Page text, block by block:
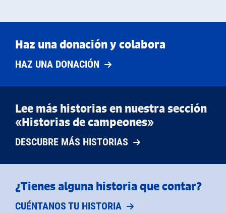
Haz una donación y colabora
HAZ UNA DONACIÓN
Lee más historias en nuestra sección
«Historias de campeones»
DESCUBRE MÁS HISTORIAS
¿Tienes alguna historia que contar?
CUÉNTANOS TU HISTORIA